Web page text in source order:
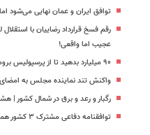
توافق ایران و عمان نهایی می‌شود
عجیب اما واقعی!
۹۰ میلیارد بدهید تا از پرسپولیس بروم | تارتار نامه عدم نیاز هم زد
واکنش تند نماینده مجلس به
رگبار و رعد و برق در شمال کشور | هشدار
توافقنامه دفاعی مشترک ۳ کشور همسایه ایران